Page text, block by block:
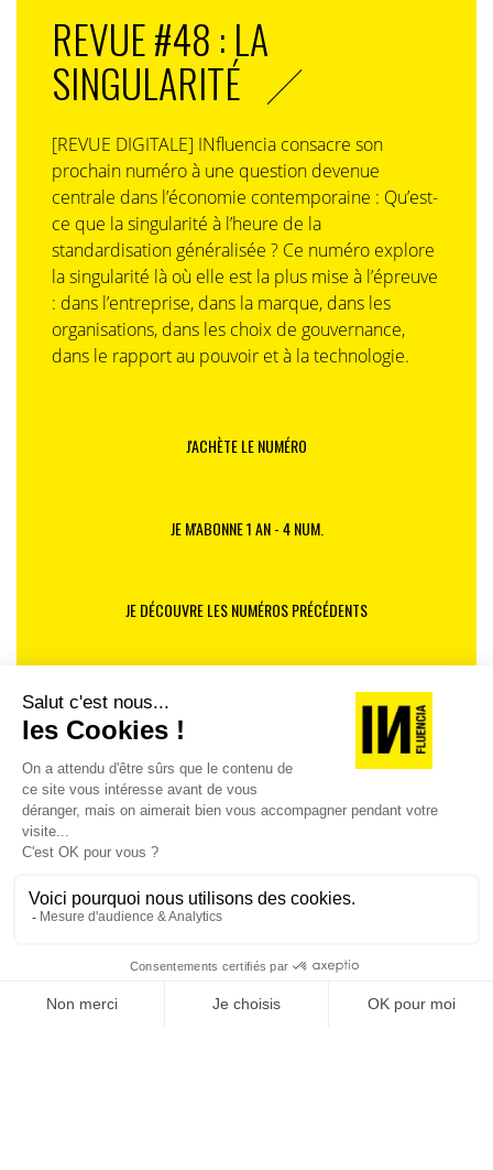
REVUE #48 : LA
SINGULARITÉ
[REVUE DIGITALE] INfluencia consacre son
prochain numéro à une question devenue
centrale dans l’économie contemporaine : Qu’est-
ce que la singularité à l’heure de la
standardisation généralisée ? Ce numéro explore
la singularité là où elle est la plus mise à l’épreuve
: dans l’entreprise, dans la marque, dans les
organisations, dans les choix de gouvernance,
dans le rapport au pouvoir et à la technologie.
J'ACHÈTE LE NUMÉRO
JE M'ABONNE 1 AN - 4 NUM.
JE DÉCOUVRE LES NUMÉROS PRÉCÉDENTS